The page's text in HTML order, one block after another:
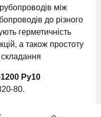
між
до різного
герметичність
а також простоту
Ру10
80.